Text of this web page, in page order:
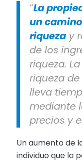
“La
un
riquezay
de los
riqueza.
riqueza
lleva
mediante
precios y
Un aumento de
individuo que la